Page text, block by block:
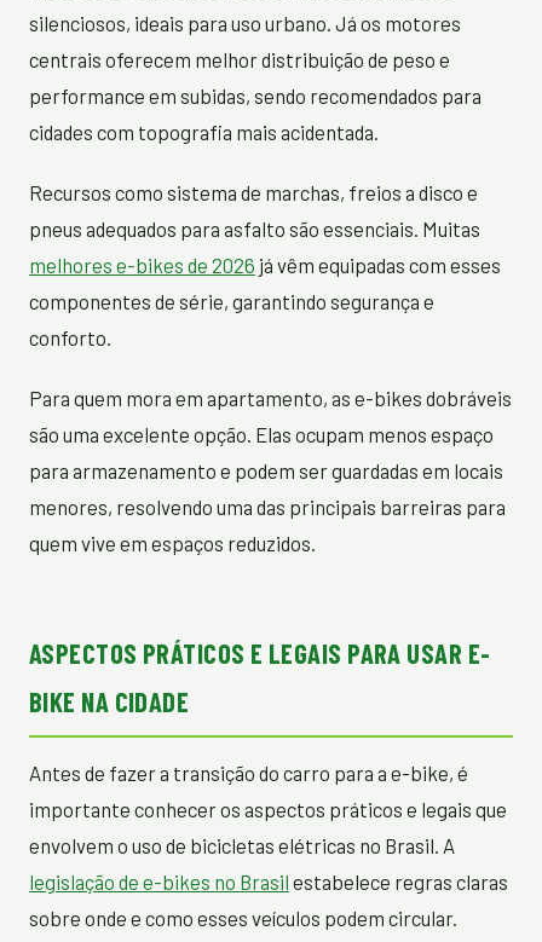
silenciosos, ideais para uso urbano. Já os motores
centrais oferecem melhor distribuição de peso e
performance em subidas, sendo recomendados para
cidades com topografia mais acidentada.
Recursos como sistema de marchas, freios a disco e
pneus adequados para asfalto são essenciais. Muitas
melhores e-bikes de 2026 já vêm equipadas com esses
componentes de série, garantindo segurança e
conforto.
Para quem mora em apartamento, as e-bikes dobráveis
são uma excelente opção. Elas ocupam menos espaço
para armazenamento e podem ser guardadas em locais
menores, resolvendo uma das principais barreiras para
quem vive em espaços reduzidos.
ASPECTOS PRÁTICOS E LEGAIS PARA USAR E-
BIKE NA CIDADE
Antes de fazer a transição do carro para a e-bike, é
importante conhecer os aspectos práticos e legais que
envolvem o uso de bicicletas elétricas no Brasil. A
legislação de e-bikes no Brasil estabelece regras claras
sobre onde e como esses veículos podem circular.